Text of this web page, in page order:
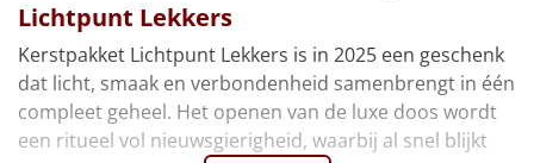
Alle artikelen
Overige
Ideeën
Lichtpunt Lekkers
Kerstpakket Lichtpunt Lekkers is in 2025 een geschenk
dat licht, smaak en verbondenheid samenbrengt in één
compleet geheel. Het openen van de luxe doos wordt
een ritueel vol nieuwsgierigheid, waarbij al snel blijkt